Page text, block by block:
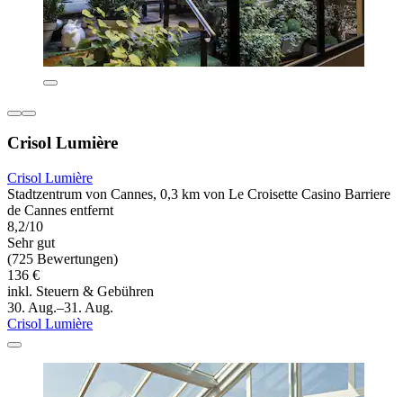
Crisol Lumière
Crisol Lumière
Stadtzentrum von Cannes, 0,3 km von Le Croisette Casino Barriere
de Cannes entfernt
8,2/10
Sehr gut
(725 Bewertungen)
136 €
inkl. Steuern & Gebühren
30. Aug.–31. Aug.
Crisol Lumière